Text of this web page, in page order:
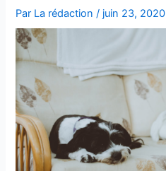
Par La rédaction/ juin 23, 2020